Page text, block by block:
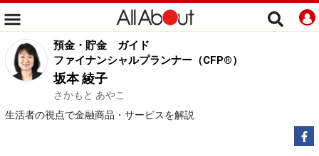
預金・貯金
ガイド
ファイナンシャルプランナー（CFP®）
坂本 綾子
さかもと あやこ
生活者の視点で金融商品・サービスを解説